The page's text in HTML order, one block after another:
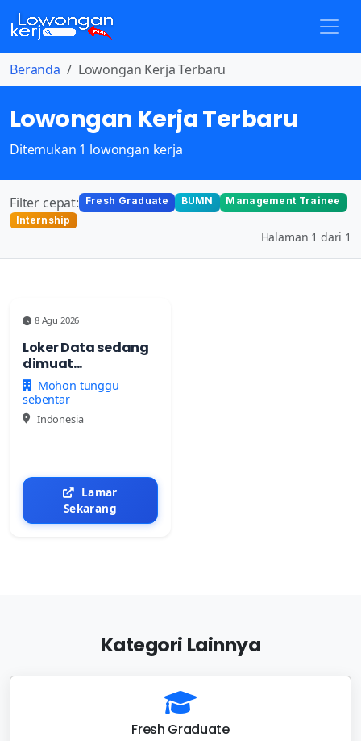
Beranda Lowongan Kerja Terbaru
Lowongan Kerja Terbaru
Ditemukan 1 lowongan kerja
Filter cepat: Fresh Graduate BUMN
Management Trainee
Internship
Halaman 1 dari 1
8 Agu 2026
Loker Data sedang
dimuat...
Mohon tunggu
sebentar
Indonesia
Lamar
Sekarang
Kategori Lainnya
Fresh Graduate